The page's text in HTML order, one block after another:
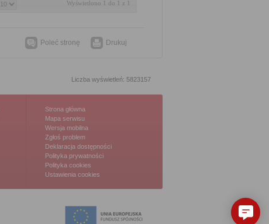
Wyświetlono 1 do 1 z 1
Poleć stronę Drukuj
Liczba wyświetleń: 5823157
Strona główna
Mapa serwisu
Wersja mobilna
Zgłoś problem
Deklaracja dostępności
Polityka prywatności
Polityka cookies
Ustawienia cookies